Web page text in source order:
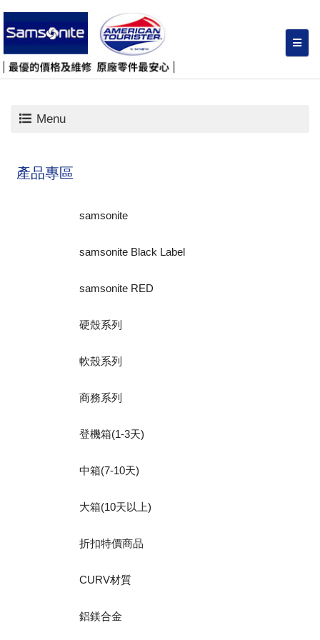
Menu
產品專區
samsonite
samsonite Black Label
samsonite RED
硬殼系列
軟殼系列
商務系列
登機箱(1-3天)
中箱(7-10天)
大箱(10天以上)
折扣特價商品
CURV材質
鋁鎂合金